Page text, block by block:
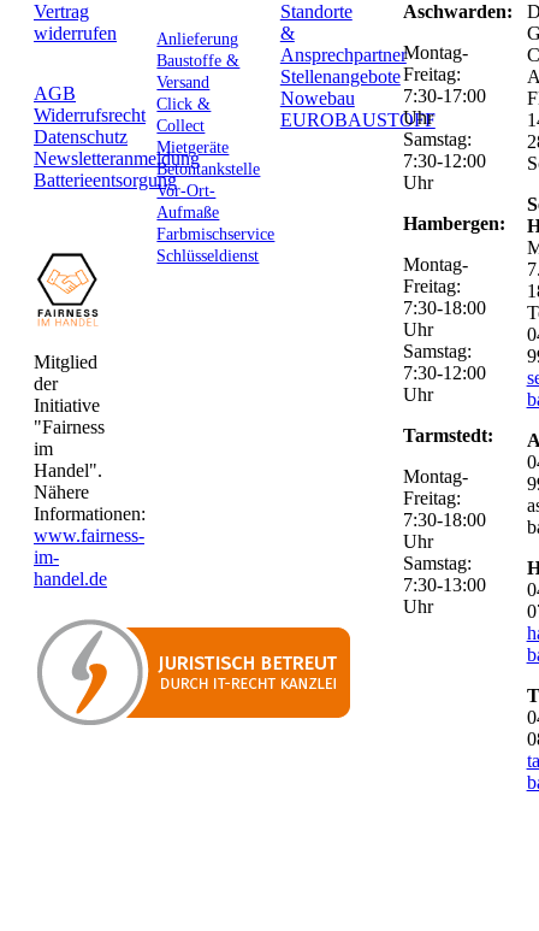
Vertrag
widerrufen
AGB
Widerrufsrecht
Datenschutz
Newsletteranmeldung
Batterieentsorgung
Mitglied
der
Initiative
"Fairness
im
Handel".
Nähere
Informationen:
www.fairness-
im-
handel.de
Anlieferung
Baustoffe &
Versand
Click &
Collect
Mietgeräte
Betontankstelle
Vor-Ort-
Aufmaße
Farbmischservice
Schlüsseldienst
Standorte
&
Ansprechpartner
Stellenangebote
Nowebau
EUROBAUSTOFF
Aschwarden:
Montag-
Freitag:
7:30-17:00
Uhr
Samstag:
7:30-12:00
Uhr
Hambergen:
Montag-
Freitag:
7:30-18:00
Uhr
Samstag:
7:30-12:00
Uhr
Tarmstedt:
Montag-
Freitag:
7:30-18:00
Uhr
Samstag:
7:30-13:00
Uhr